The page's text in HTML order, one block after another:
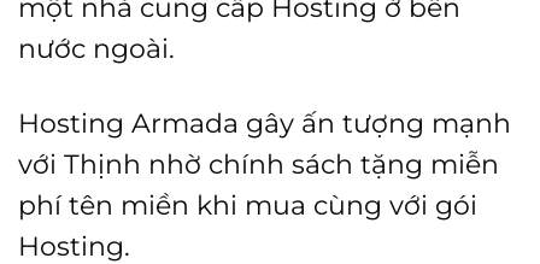
một nhà cung cấp Hosting ở bên
nước ngoài.
Hosting Armada gây ấn tượng mạnh
với Thịnh nhờ chính sách tặng miễn
phí tên miền khi mua cùng với gói
Hosting.